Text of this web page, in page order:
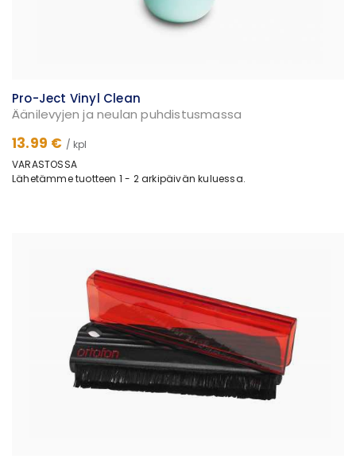
Pro-Ject Vinyl Clean
Äänilevyjen ja neulan puhdistusmassa
13.99 € / kpl
VARASTOSSA
Lähetämme tuotteen 1 - 2 arkipäivän kuluessa.